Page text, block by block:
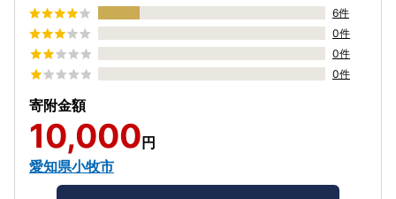
6件
0件
0件
0件
寄附金額
10,000 円
愛知県小牧市